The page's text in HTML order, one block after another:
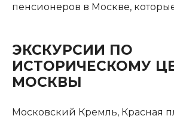
пенсионеров в Москве, которые
ЭКСКУРСИИ ПО
ИСТОРИЧЕСКОМУ
МОСКВЫ
Московский Кремль, Красная